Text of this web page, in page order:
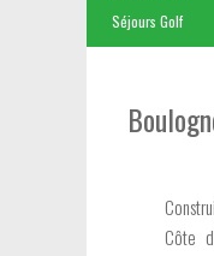
Séjours Golf
Côte